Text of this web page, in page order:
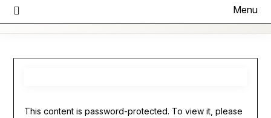
Menu
This content is password-protected. To view it, please